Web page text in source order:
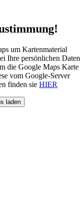
um Kartenmaterial
Ihre persönlichen Daten
die Google Maps Karte
vom Google-Server
finden sie HIER